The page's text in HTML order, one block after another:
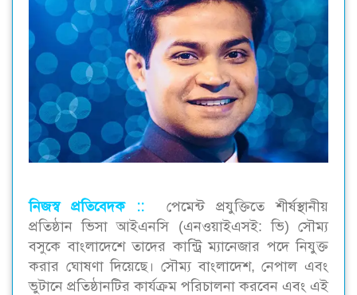
নিজস্ব প্রতিবেদক ::
পেমেন্ট প্রযুক্তিতে শীর্ষস্থানীয়
প্রতিষ্ঠান ভিসা আইএনসি (এনওয়াইএসই: ভি) সৌম্য
বসুকে বাংলাদেশে তাদের কান্ট্রি ম্যানেজার পদে নিযুক্ত
করার ঘোষণা দিয়েছে। সৌম্য বাংলাদেশ, নেপাল এবং
ভুটানে প্রতিষ্ঠানটির কার্যক্রম পরিচালনা করবেন এবং এই